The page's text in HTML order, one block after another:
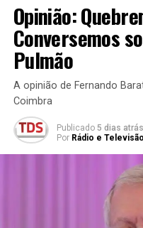
Opinião:
Conversemos
Pulmão
A opinião de Fernando
Coimbra
Publicado 5 dias atrás
Por Rádio e